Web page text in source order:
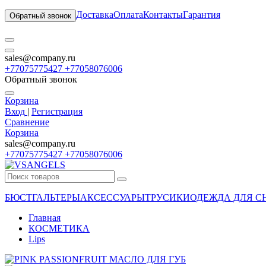
Обратный звонок ДоставкаОплатаКонтактыГарантия
sales@company.ru
+77075775427 +77058076006
Обратный звонок
Корзина
Вход | Регистрация
Сравнение
Корзина
sales@company.ru
+77075775427 +77058076006
БЮСТГАЛЬТЕРЫАКСЕССУАРЫТРУСИКИОДЕЖДА ДЛЯ
Главная
КОСМЕТИКА
Lips